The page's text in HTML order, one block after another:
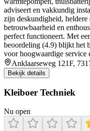
adviseert en vakkundig
zijn deskundigheid,
betrouwbaarheid en
perfect functioneert. Met
beoordeling (4.9) blijkt het
voor hoogwaardige service
Anklaarseweg 121F,
Bekijk details
Kleiboer Techniek
Nu open